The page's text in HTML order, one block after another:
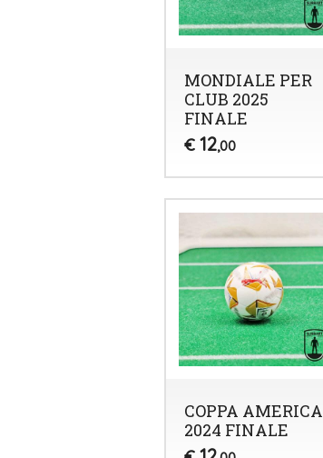
MONDIALE PER
CLUB 2025
FINALE
€ 12,00
COPPA AMERICA
2024 FINALE